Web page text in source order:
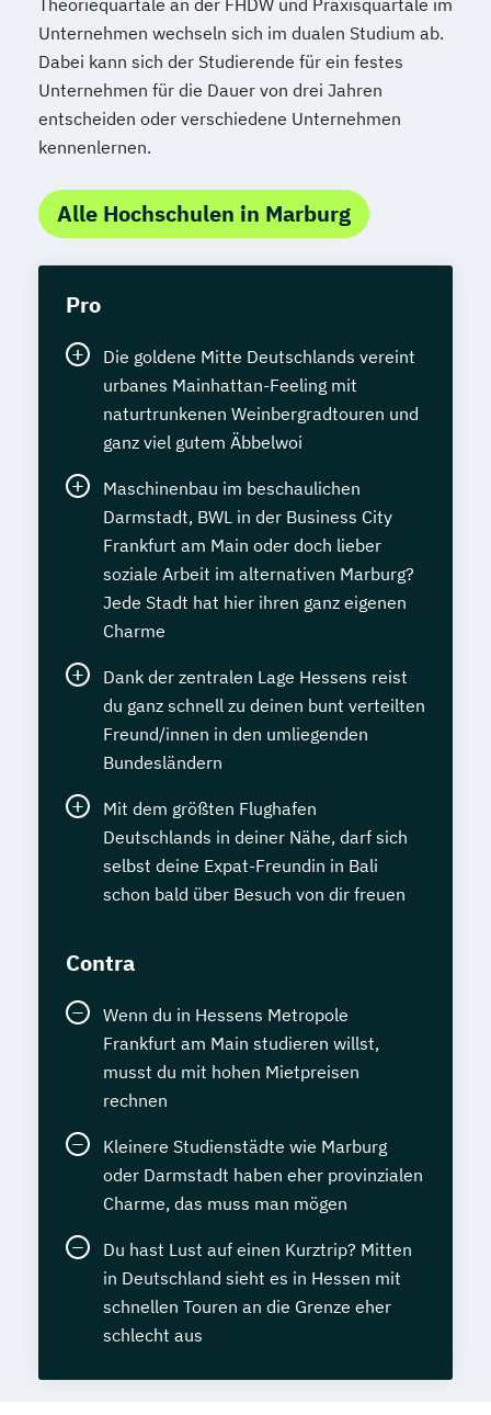
Theoriequartale an der FHDW und Praxisquartale im
Unternehmen wechseln sich im dualen Studium ab.
Dabei kann sich der Studierende für ein festes
Unternehmen für die Dauer von drei Jahren
entscheiden oder verschiedene Unternehmen
kennenlernen.
Alle Hochschulen in Marburg
Pro
Die goldene Mitte Deutschlands vereint
urbanes Mainhattan-Feeling mit
naturtrunkenen Weinbergradtouren und
ganz viel gutem Äbbelwoi
Maschinenbau im beschaulichen
Darmstadt, BWL in der Business City
Frankfurt am Main oder doch lieber
soziale Arbeit im alternativen Marburg?
Jede Stadt hat hier ihren ganz eigenen
Charme
Dank der zentralen Lage Hessens reist
du ganz schnell zu deinen bunt verteilten
Freund/innen in den umliegenden
Bundesländern
Mit dem größten Flughafen
Deutschlands in deiner Nähe, darf sich
selbst deine Expat-Freundin in Bali
schon bald über Besuch von dir freuen
Contra
Wenn du in Hessens Metropole
Frankfurt am Main studieren willst,
musst du mit hohen Mietpreisen
rechnen
Kleinere Studienstädte wie Marburg
oder Darmstadt haben eher provinzialen
Charme, das muss man mögen
Du hast Lust auf einen Kurztrip? Mitten
in Deutschland sieht es in Hessen mit
schnellen Touren an die Grenze eher
schlecht aus